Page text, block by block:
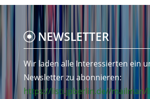
NEWSLETTER
Wir laden alle Interessierten ein
Newsletter zu abonnieren:
https://listi.jpberlin.de//mailman/